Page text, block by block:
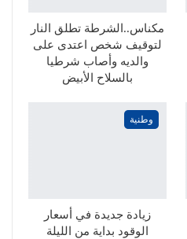
مكناس..الشرطة تطلق النار
لتوقيف شخص اعتدى على
والديه وأصاب شرطيا
بالسلاح الأبيض
وطنية
زيادة جديدة في أسعار
الوقود بداية من الليلة